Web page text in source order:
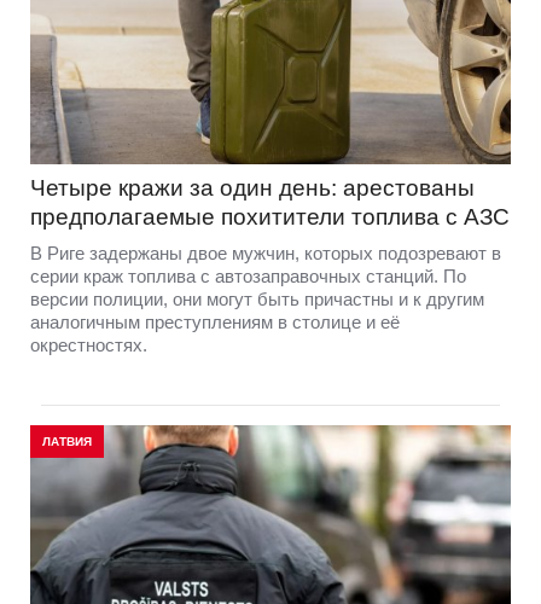
Четыре кражи за один день: арестованы
предполагаемые похитители топлива с АЗС
В Риге задержаны двое мужчин, которых подозревают в
серии краж топлива с автозаправочных станций. По
версии полиции, они могут быть причастны и к другим
аналогичным преступлениям в столице и её
окрестностях.
ЛАТВИЯ